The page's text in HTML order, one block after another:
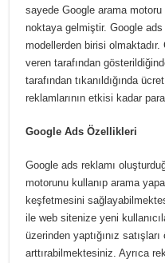
sayede Google arama
noktaya gelmiştir. Google
modellerden birisi olmaktadır.
veren tarafından
tarafından tıkanıldığında
reklamlarının etkisi kadar
Google Ads Özellikleri
Google ads reklamı
motorunu kullanıp arama
keşfetmesini
ile web sitenize yeni
üzerinden yaptığınız
arttırabilmektesiniz. Ayrıca